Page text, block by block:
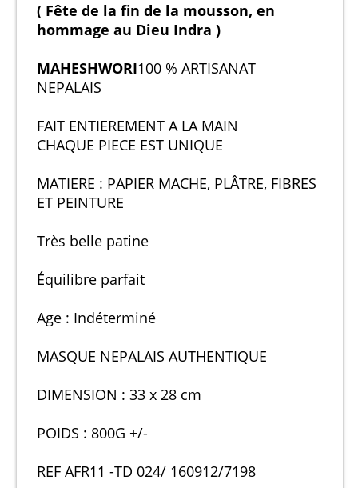
( Fête de la fin de la mousson, en
hommage au Dieu Indra )
MAHESHWORI100 % ARTISANAT
NEPALAIS
FAIT ENTIEREMENT A LA MAIN
CHAQUE PIECE EST UNIQUE
MATIERE : PAPIER MACHE, PLÂTRE, FIBRES
ET PEINTURE
Très belle patine
Équilibre parfait
Age : Indéterminé
MASQUE NEPALAIS AUTHENTIQUE
DIMENSION : 33 x 28 cm
POIDS : 800G +/-
REF AFR11 -TD 024/ 160912/7198